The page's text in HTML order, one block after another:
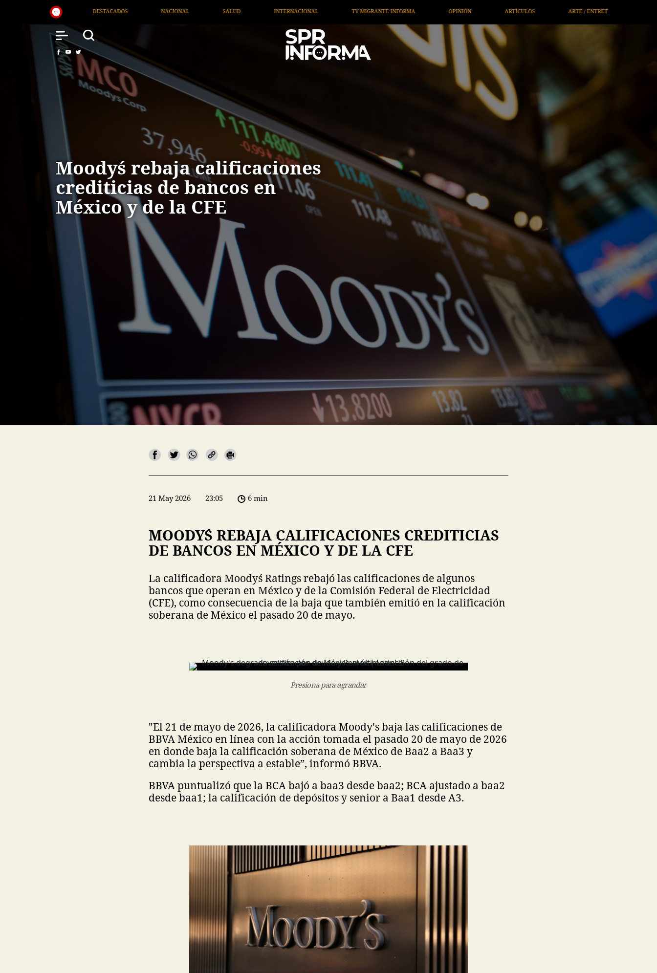
INTERNACIONAL TV MIGRANTE INFORMA OPINIÓN ARTÍCULOS ARTE / ENTRETENIMIENTO ECONOMÍA / NEGOCIOS
Moody´s rebaja calificaciones
crediticias de bancos en
México y de la CFE
21 May 2026 23:05 6 min
MOODY´S REBAJA CALIFICACIONES CREDITICIAS
DE BANCOS EN MÉXICO Y DE LA CFE
La calificadora Moody´s Ratings rebajó las calificaciones de algunos
bancos que operan en México y de la Comisión Federal de Electricidad
(CFE), como consecuencia de la baja que también emitió en la calificación
soberana de México el pasado 20 de mayo.
Presiona para agrandar
"El 21 de mayo de 2026, la calificadora Moody's baja las calificaciones de
BBVA México en línea con la acción tomada el pasado 20 de mayo de 2026
en donde baja la calificación soberana de México de Baa2 a Baa3 y
cambia la perspectiva a estable”, informó BBVA.
BBVA puntualizó que la BCA bajó a baa3 desde baa2; BCA ajustado a baa2
desde baa1; la calificación de depósitos y senior a Baa1 desde A3.